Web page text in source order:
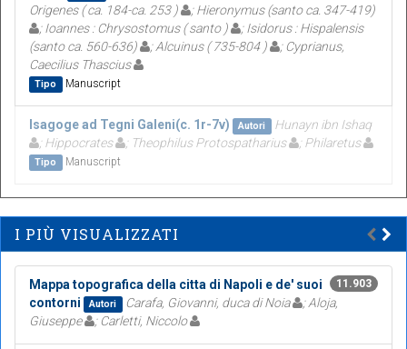
Origenes ( ca. 184-ca. 253 )
; Hieronymus (santo ca. 347-419)
; Ioannes : Chrysostomus ( santo )
; Isidorus : Hispalensis
(santo ca. 560-636)
; Alcuinus ( 735-804 )
; Cyprianus,
Caecilius Thascius
Tipo Manuscript
Isagoge ad Tegni Galeni(c. 1r-7v) Autori
Hunayn ibn Ishaq
; Hippocrates
; Theophilus Protospatharius ; Philaretus
Tipo Manuscript
I PIÙ VISUALIZZATI
11.903
Mappa topografica della citta di Napoli e de' suoi
contorni
Autori Carafa, Giovanni, duca di Noia
; Aloja,
Giuseppe
; Carletti, Niccolo